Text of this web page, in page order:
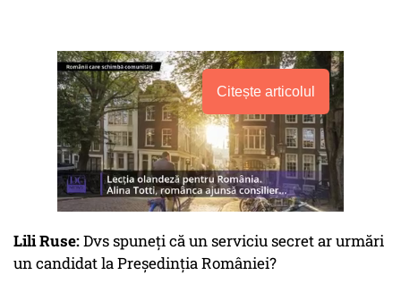
Citește articolul
Lili Ruse:Dvs spuneți că un serviciu secret ar urmări
un candidat la Președinția României?